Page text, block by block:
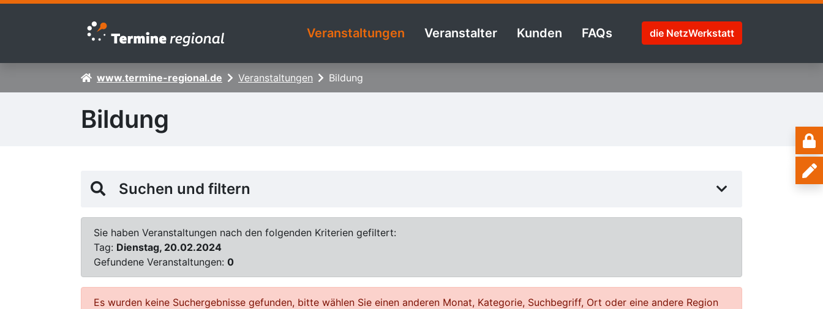
Zur Navigation springen
Zum Inhalt springen
Veranstaltungen Veranstalter Kunden FAQs die NetzWerkstatt
www.termine-regional.de Veranstaltungen Bildung
Bildung
Suchen und filtern
Sie haben Veranstaltungen nach den folgenden Kriterien gefiltert:
Tag: Dienstag, 20.02.2024
Gefundene Veranstaltungen: 0
Es wurden keine Suchergebnisse gefunden, bitte wählen Sie einen anderen Monat, Kategorie, Suchbegriff, Ort oder eine andere Region